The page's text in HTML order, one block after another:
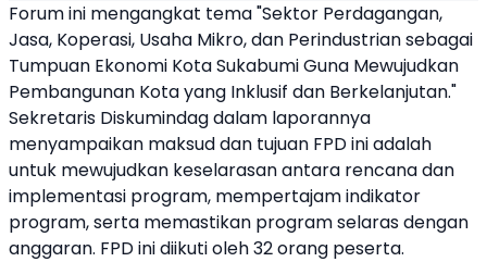
Forum ini mengangkat tema "Sektor Perdagangan,
Jasa, Koperasi, Usaha Mikro, dan Perindustrian sebagai
Tumpuan Ekonomi Kota Sukabumi Guna Mewujudkan
Pembangunan Kota yang Inklusif dan Berkelanjutan."
Sekretaris Diskumindag dalam laporannya
menyampaikan maksud dan tujuan FPD ini adalah
untuk mewujudkan keselarasan antara rencana dan
implementasi program, mempertajam indikator
program, serta memastikan program selaras dengan
anggaran. FPD ini diikuti oleh 32 orang peserta.